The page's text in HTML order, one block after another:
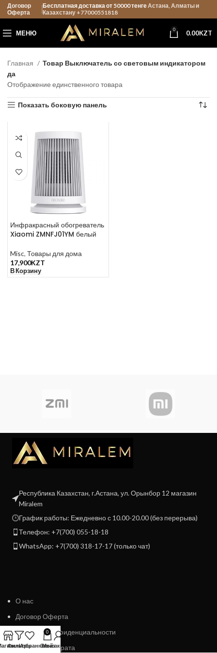
Договор
Оферта
Бесплатная доставка от 50000 тенгеАстана, Алматы и
Казахстану +77000551818
МЕНЮ 0 0.00KZT
Главная
Товар Выключатель со световым индикатором
да
Отображение единственного товара
Показать боковую панель
Инфракрасный обогреватель
Xiaomi ZMNFJ01YM белый
Misc, Товары для дома
17,900KZT
В Корзину
Республика Казахстан, г.Астана, ул. Орынбор 12 магазин
Miralem
График работы: Ежедневно с 10.00-20.00 (без перерыва)
Телефон: +7(700) 055-18-18
WhatsApp: +7(700) 318-17-17 (только чат)
О нас
Договор Оферта
Политика конфиденциальности
Политика возврата
ФильтрыИзбранное
0
Заказ
Мой аккаунт